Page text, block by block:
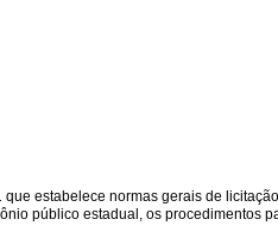
estabelece normas gerais de
público estadual, os procedimentos